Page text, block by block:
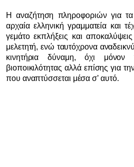
Η αναζήτηση πληροφοριών για
αρχαία ελληνική γραμματεία και
γεμάτο εκπλήξεις και
μελετητή, ενώ ταυτόχρονα
κινητήρια δύναμη, όχι μόνον
βιοποικιλότητας αλλά επίσης για
που αναπτύσσεται μέσα σ’ αυτό.